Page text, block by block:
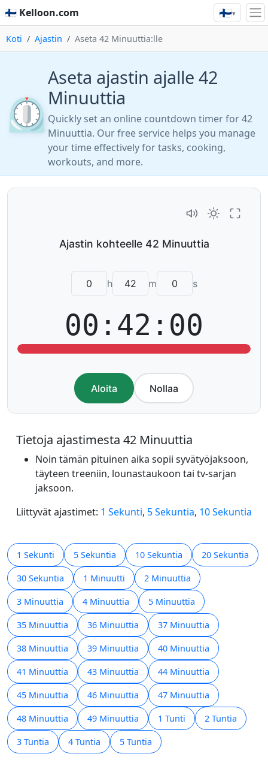
🇫🇮 Kelloon.com 🇫🇮▾
Koti Ajastin Aseta 42 Minuuttia:lle
⏲️
Aseta ajastin ajalle 42
Minuuttia
Quickly set an online countdown timer for 42
Minuuttia. Our free service helps you manage
your time effectively for tasks, cooking,
workouts, and more.
h m s
00:42:00
Aloita Nollaa
Tietoja ajastimesta 42 Minuuttia
Noin tämän pituinen aika sopii syvätyöjaksoon,
täyteen treeniin, lounastaukoon tai tv-sarjan
jaksoon.
Liittyvät ajastimet: 1 Sekunti, 5 Sekuntia, 10 Sekuntia
1 Sekunti 5 Sekuntia 10 Sekuntia 20 Sekuntia
30 Sekuntia 1 Minuutti 2 Minuuttia
3 Minuuttia 4 Minuuttia 5 Minuuttia
35 Minuuttia 36 Minuuttia 37 Minuuttia
38 Minuuttia 39 Minuuttia 40 Minuuttia
41 Minuuttia 43 Minuuttia 44 Minuuttia
45 Minuuttia 46 Minuuttia 47 Minuuttia
48 Minuuttia 49 Minuuttia 1 Tunti 2 Tuntia
3 Tuntia 4 Tuntia 5 Tuntia